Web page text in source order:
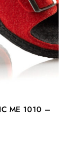
ME 1010 –